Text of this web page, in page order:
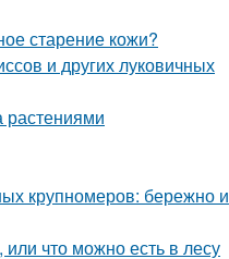
старение кожи?
и других луковичных
растениями
крупномеров: бережно и
что можно есть в лесу